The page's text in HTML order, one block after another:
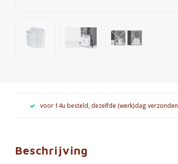
voor 14u besteld, dezelfde (werk)dag verzonden
Beschrijving